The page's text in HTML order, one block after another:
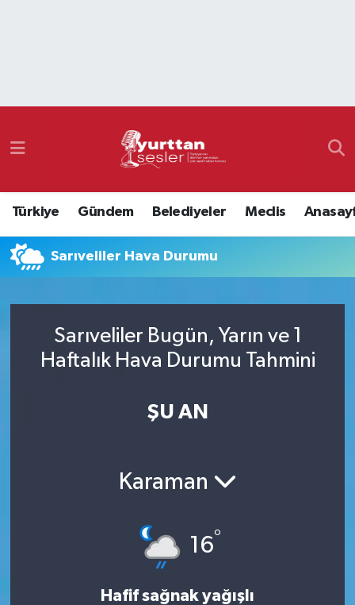
Türkiye Gündem Belediyeler Meclis
Sarıveliler Hava Durumu
Sarıveliler Bugün, Yarın ve 1
Haftalık Hava Durumu Tahmini
ŞU AN
Karaman
16°
Hafif sağnak yağışlı
Namaz Vakitleri
Süper Lig Puan Durumu ve Fikstür
Tüm Manşetler
Son Dakika Haberleri
Haber Arşivi